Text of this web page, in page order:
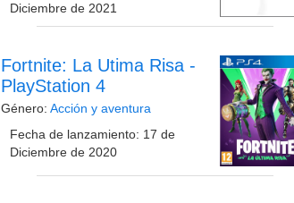
Diciembre de 2021
Fortnite: La Utima Risa -
PlayStation 4
Género: Acción y aventura
Fecha de lanzamiento: 17 de
Diciembre de 2020